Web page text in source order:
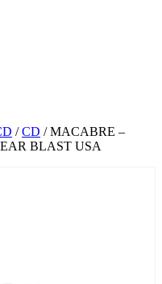
/CD / MACABRE –
BLAST USA